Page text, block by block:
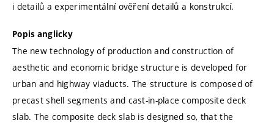
i detailů a experimentální ověření detailů a konstrukcí.
Popis anglicky
The new technology of production and construction of
aesthetic and economic bridge structure is developed for
urban and highway viaducts. The structure is composed of
precast shell segments and cast-in-place composite deck
slab. The composite deck slab is designed so, that the